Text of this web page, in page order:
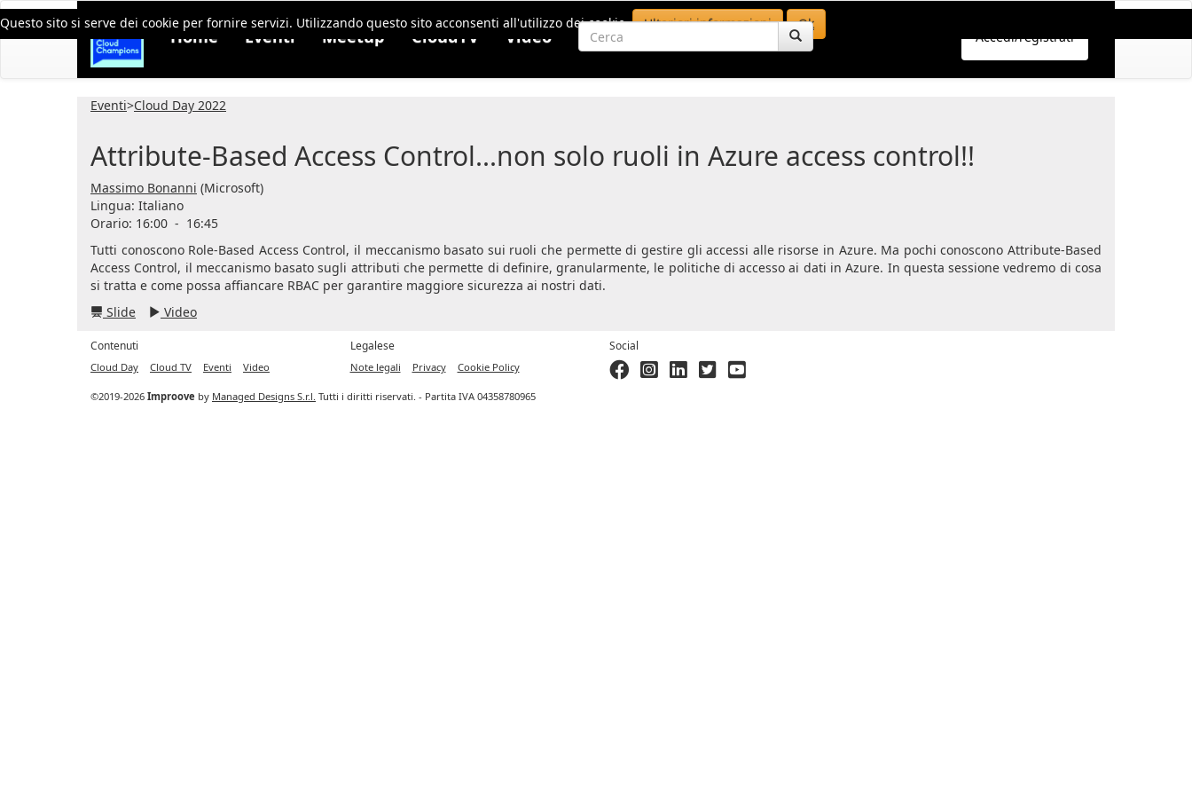
Questo sito si serve dei cookie per fornire servizi. Utilizzando questo sito acconsenti all'utilizzo dei cookie. Ulteriori informazioni Ok
Home Eventi Meetup CloudTV Video Accedi/registrati
Eventi>Cloud Day 2022
Attribute-Based Access Control...non solo ruoli in Azure access control!!
Massimo Bonanni (Microsoft)
Lingua: Italiano
Orario: 16:00 - 16:45
Tutti conoscono Role-Based Access Control, il meccanismo basato sui ruoli che permette di gestire gli accessi alle risorse in Azure. Ma pochi conoscono Attribute-Based
Access Control, il meccanismo basato sugli attributi che permette di definire, granularmente, le politiche di accesso ai dati in Azure. In questa sessione vedremo di cosa
si tratta e come possa affiancare RBAC per garantire maggiore sicurezza ai nostri dati.
Slide
Video
Contenuti
Cloud Day Cloud TV Eventi Video
Legalese
Note legali Privacy Cookie Policy
Social
©2019-2026 Improove by Managed Designs S.r.l. Tutti i diritti riservati. - Partita IVA 04358780965